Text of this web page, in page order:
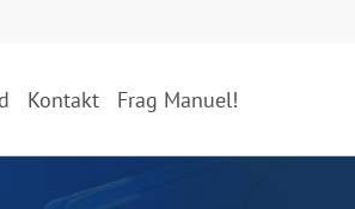
Kontakt Frag Manuel!